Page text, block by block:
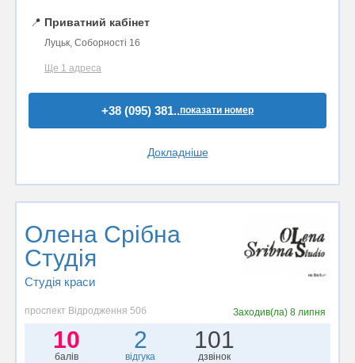
📍 Приватний кабінет
Луцьк, Соборності 16
Ще 1 адреса
+38 (095) 381..показати номер
Докладніше
Олена Срібна
Студія
Студія краси
проспект Відродження 50б Заходив(ла)8 липня
10
балів
2
відгука
101
дзвінок